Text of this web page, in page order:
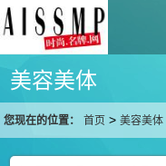
美容美体
您现在的位置： 首页 >美容美体